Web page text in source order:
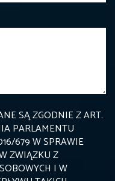
SĄ ZGODNIE Z ART.
PARLAMENTU
679 W SPRAWIE
ZWIĄZKU Z
I W